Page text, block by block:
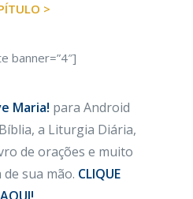
>
banner=”4″]
Maria! para Android
a Liturgia Diária,
de orações e muito
sua mão. CLIQUE